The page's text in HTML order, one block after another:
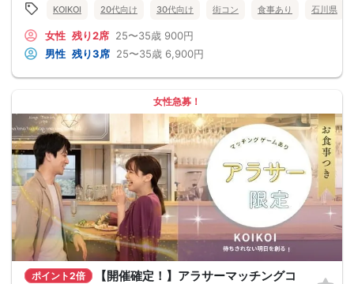
KOIKOI 20代向け 30代向け 街コン 食事あり 石川県
女性 残り2席 25〜35歳 900円
男性 残り3席 25〜35歳 6,900円
女性急募！
ポイント2倍
【開催確定！】アラサーマッチングコ